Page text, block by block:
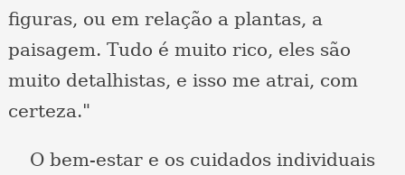
figuras, ou em relação a plantas, a
paisagem. Tudo é muito rico, eles são
muito detalhistas, e isso me atrai, com
certeza."
O bem-estar e os cuidados individuais